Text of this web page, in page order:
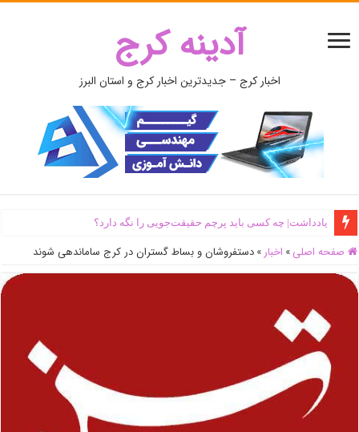
آدینه کرج
اخبار کرج – جدیدترین اخبار کرج و استان البرز
یادداشت| ‌چه کسی باید پرچم حقیقت‌جویی را نگه دارد؟
صفحه اصلی » اخبار » دستفروشان و بساط گستران در کرج ساماندهی شوند